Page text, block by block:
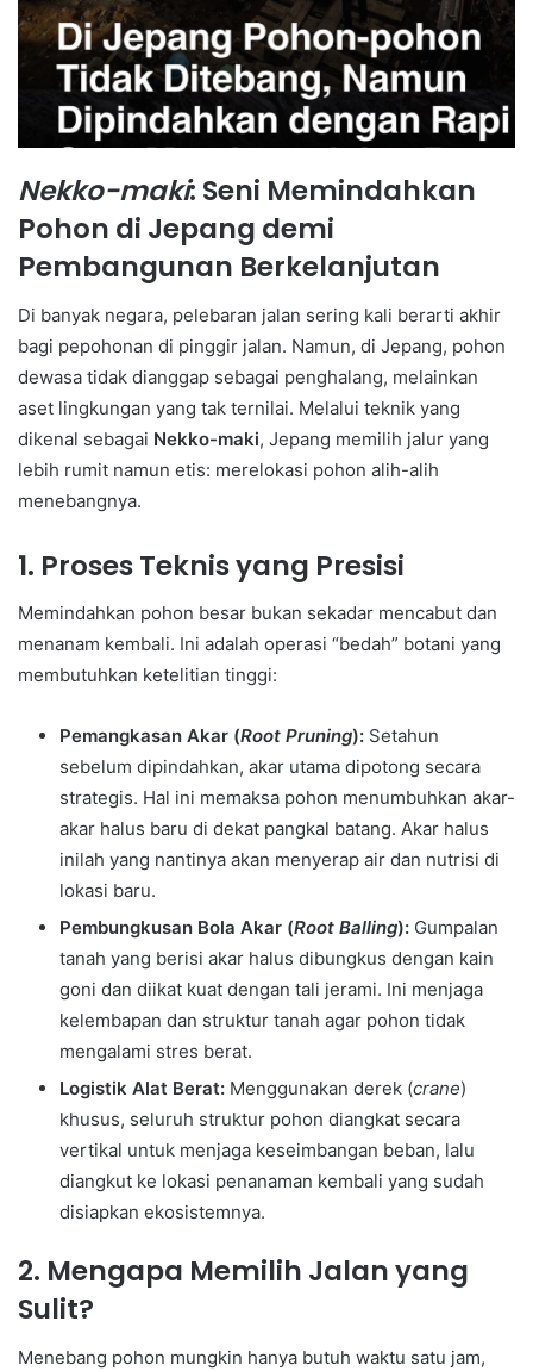
Nekko-maki: Seni Memindahkan
Pohon di Jepang demi
Pembangunan Berkelanjutan
Di banyak negara, pelebaran jalan sering kali berarti akhir
bagi pepohonan di pinggir jalan. Namun, di Jepang, pohon
dewasa tidak dianggap sebagai penghalang, melainkan
aset lingkungan yang tak ternilai. Melalui teknik yang
dikenal sebagai Nekko-maki, Jepang memilih jalur yang
lebih rumit namun etis: merelokasi pohon alih-alih
menebangnya.
1. Proses Teknis yang Presisi
Memindahkan pohon besar bukan sekadar mencabut dan
menanam kembali. Ini adalah operasi “bedah” botani yang
membutuhkan ketelitian tinggi:
Pemangkasan Akar (Root Pruning): Setahun
sebelum dipindahkan, akar utama dipotong secara
strategis. Hal ini memaksa pohon menumbuhkan akar-
akar halus baru di dekat pangkal batang. Akar halus
inilah yang nantinya akan menyerap air dan nutrisi di
lokasi baru.
Pembungkusan Bola Akar (Root Balling): Gumpalan
tanah yang berisi akar halus dibungkus dengan kain
goni dan diikat kuat dengan tali jerami. Ini menjaga
kelembapan dan struktur tanah agar pohon tidak
mengalami stres berat.
Logistik Alat Berat: Menggunakan derek (crane)
khusus, seluruh struktur pohon diangkat secara
vertikal untuk menjaga keseimbangan beban, lalu
diangkut ke lokasi penanaman kembali yang sudah
disiapkan ekosistemnya.
2. Mengapa Memilih Jalan yang
Sulit?
Menebang pohon mungkin hanya butuh waktu satu jam,